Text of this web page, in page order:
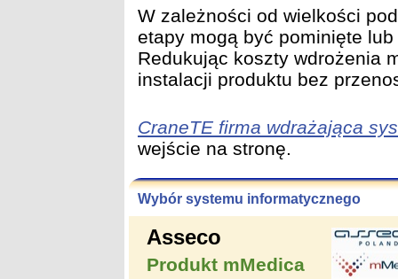
W zależności od wielkości
etapy mogą być pominięte
Redukując koszty wdrożenia
instalacji produktu bez
CraneTE firma wdrażająca
wejście na stronę.
Wybór systemu informatycznego
Asseco
Produkt mMedica